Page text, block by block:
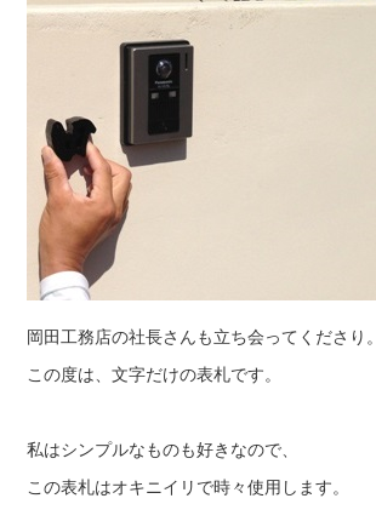
岡田工務店の社長さんも立ち会ってくださり。
この度は、文字だけの表札です。
私はシンプルなものも好きなので、
この表札はオキニイリで時々使用します。